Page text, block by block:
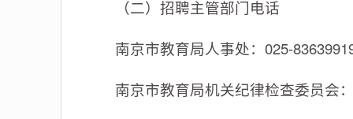
（二）招聘主管部门电话
南京市教育局人事处：025-
南京市教育局机关纪律检查委员会：